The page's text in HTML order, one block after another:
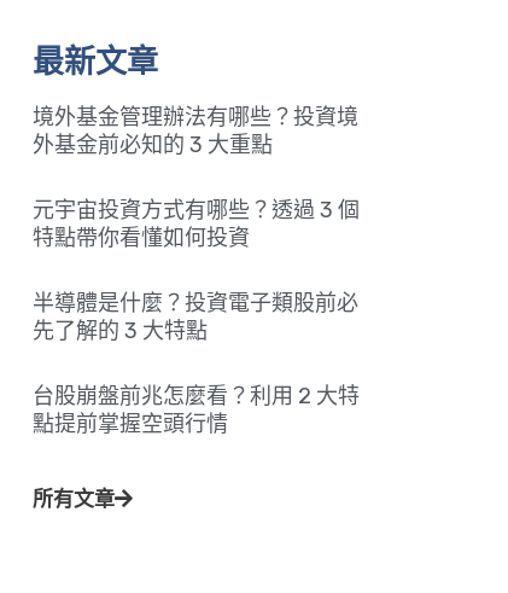
最新文章
境外基金管理辦法有哪些？投資境
外基金前必知的 3 大重點
元宇宙投資方式有哪些？透過 3 個
特點帶你看懂如何投資
半導體是什麼？投資電子類股前必
先了解的 3 大特點
台股崩盤前兆怎麼看？利用 2 大特
點提前掌握空頭行情
所有文章